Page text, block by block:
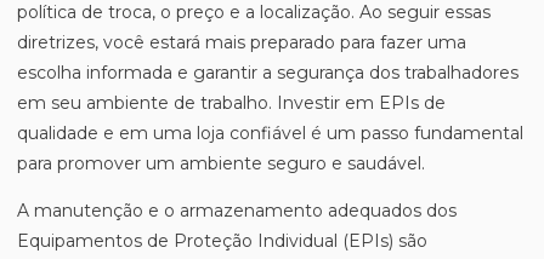
política de troca, o preço e a localização. Ao seguir essas
diretrizes, você estará mais preparado para fazer uma
escolha informada e garantir a segurança dos trabalhadores
em seu ambiente de trabalho. Investir em EPIs de
qualidade e em uma loja confiável é um passo fundamental
para promover um ambiente seguro e saudável.
A manutenção e o armazenamento adequados dos
Equipamentos de Proteção Individual (EPIs) são